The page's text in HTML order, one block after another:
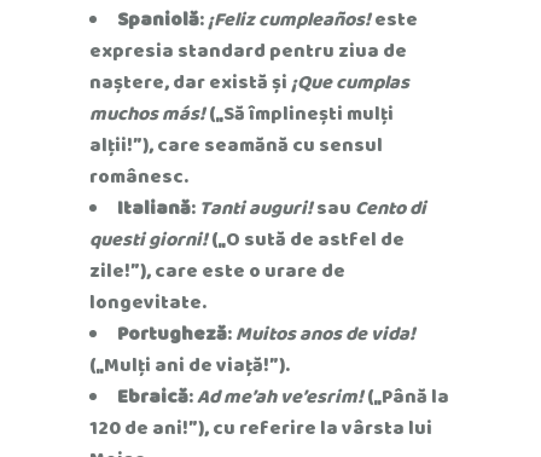
Spaniolă:¡Feliz cumpleaños!este
expresia standard pentru ziua de
naștere, dar există și ¡Que cumplas
muchos más!(„Să împlinești mulți
alții!”), care seamănă cu sensul
românesc.
Italiană: Tanti auguri!sau Cento di
questi giorni!(„O sută de astfel de
zile!”), care este o urare de
longevitate.
Portugheză:Muitos anos de vida!
(„Mulți ani de viață!”).
Ebraică:Ad me’ah ve’esrim!(„Până la
120 de ani!”), cu referire la vârsta lui